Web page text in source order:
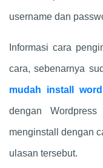
username dan
Informasi cara
cara, sebenarnya
mudah install
dengan
menginstall dengan
ulasan tersebut.